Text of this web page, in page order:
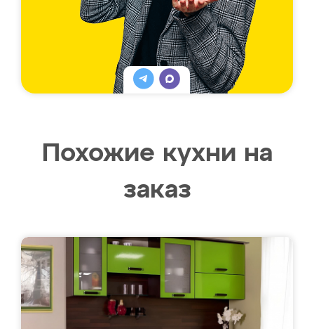
Похожие кухни на
заказ